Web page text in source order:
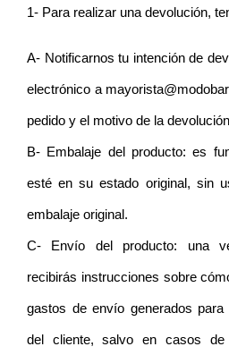
1- Para realizar una devolución,
A- Notificarnos tu intención de
electrónico a
pedido y el motivo de la
B- Embalaje del producto: es
esté en su estado original, sin
embalaje original.
C- Envío del producto: una
recibirás instrucciones sobre
gastos de envío generados
del cliente, salvo en casos de